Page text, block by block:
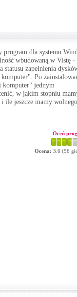
program dla systemu
wbudowaną w Vistę -
statusu zapełnienia
Po
komputer" jednym
w jakim stopniu
ile jeszcze mamy wolnego
Oceń
Ocena: 3.6 (56